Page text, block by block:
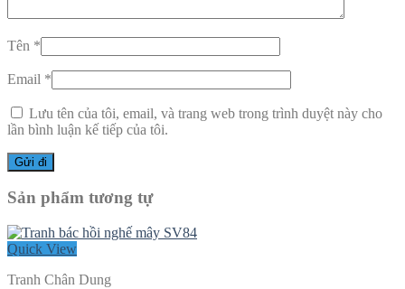
Tên *
Email *
Lưu tên của tôi, email, và trang web trong trình duyệt này cho
lần bình luận kế tiếp của tôi.
Sản phẩm tương tự
Quick View
Tranh Chân Dung